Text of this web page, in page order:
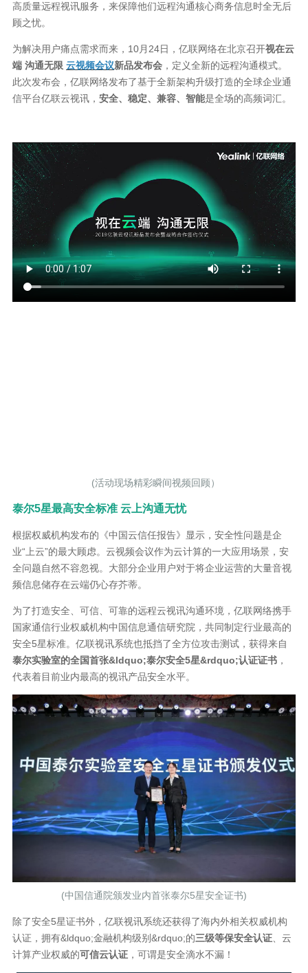
高质量远程视讯服务，来保障他们远程沟通核心商务信息时全无后
顾之忧。
为解决用户痛点需求而来，10月24日，亿联网络在北京召开视在云
端 沟通无限 云视频会议新品发布会 ，定义全新的远程沟通模式。
此次发布会，亿联网络发布了基于全新架构升级打造的全球企业通
信平台亿联云视讯， 安全、稳定、兼容、智能是全场的高频词汇。
(活动现场精彩瞬间视频回顾）
泰尔5星最高安全标准 云上沟通无忧
根据权威机构发布的《中国云信任报告》显示，安全性问题是企
业“上云”的最大顾虑。云视频会议作为云计算的一大应用场景，安
全问题自然不容忽视。大部分企业用户对于将企业运营的大量音视
频信息储存在云端仍心存芥蒂。
为了打造安全、可信、可靠的远程云视讯沟通环境，亿联网络携手
国家通信行业权威机构中国信息通信研究院，共同制定行业最高的
安全5星标准。亿联视讯系统也抵挡了全方位攻击测试，获得来自
泰尔实验室的全国首张&ldquo;泰尔安全5星&rdquo;认证证书 ，
代表着目前业内最高的视讯产品安全水平。
(中国信通院颁发业内首张泰尔5星安全证书)
除了安全5星证书外，亿联视讯系统还获得了海内外相关权威机构
认证，拥有&ldquo;金融机构级别&rdquo;的三级等保安全认证 、云
计算产业权威的可信云认证 ，可谓是安全滴水不漏！